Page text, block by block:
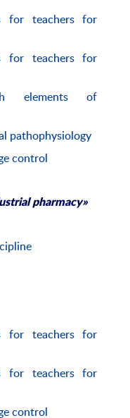
for teachers for
for teachers for
elements of
pathophysiology
control
pharmacy»
for teachers for
for teachers for
control